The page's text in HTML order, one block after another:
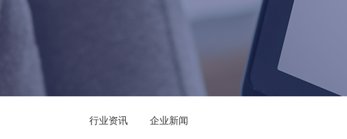
行业资讯 企业新闻